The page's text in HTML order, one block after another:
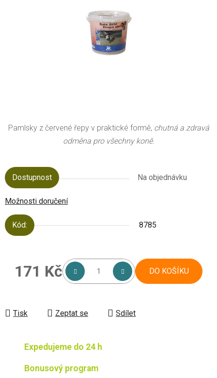
Pamlsky z červené řepy v praktické formě, chutná a zdravá
odměna pro všechny koně.
Dostupnost Na objednávku
Možnosti doručení
Kód: 8785
171 Kč DO KOŠÍKU
Tisk Zeptat se Sdílet
Expedujeme do 24 h
Bonusový program